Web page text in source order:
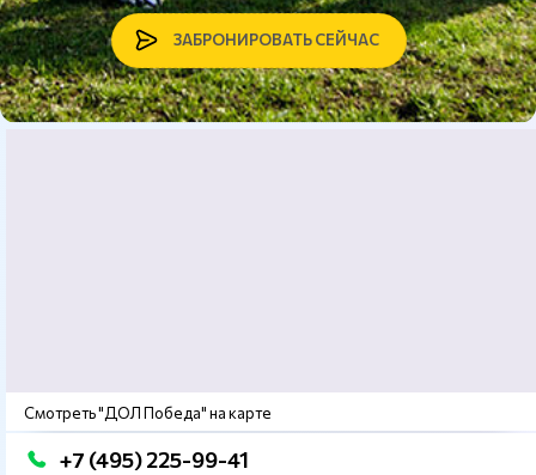
ЗАБРОНИРОВАТЬ СЕЙЧАС
Смотреть "ДОЛ Победа" на карте
+7 (495) 225-99-41